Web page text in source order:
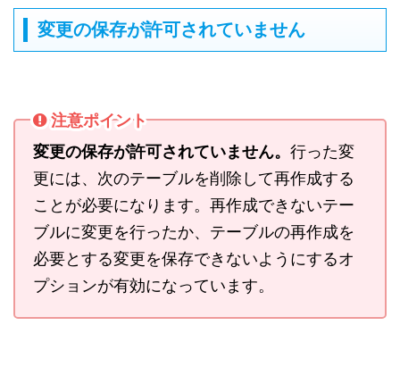
変更の保存が許可されていません
注意ポイント
変更の保存が許可されていません。 行った変
更には、次のテーブルを削除して再作成する
ことが必要になります。再作成できないテー
ブルに変更を行ったか、テーブルの再作成を
必要とする変更を保存できないようにするオ
プションが有効になっています。